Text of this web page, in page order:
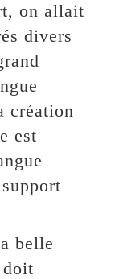
on allait
divers
création
est
belle
doit